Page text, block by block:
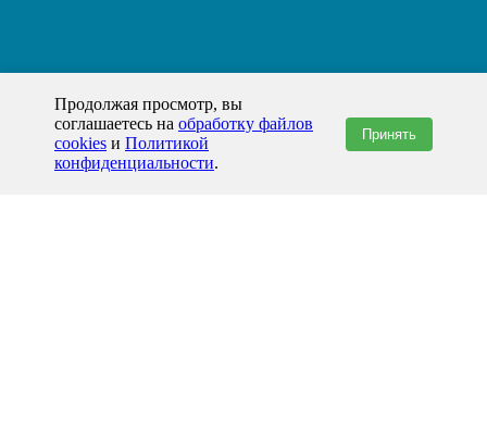
Продолжая просмотр, вы
соглашаетесь на обработку файлов
cookies и Политикой
конфиденциальности.
Принять